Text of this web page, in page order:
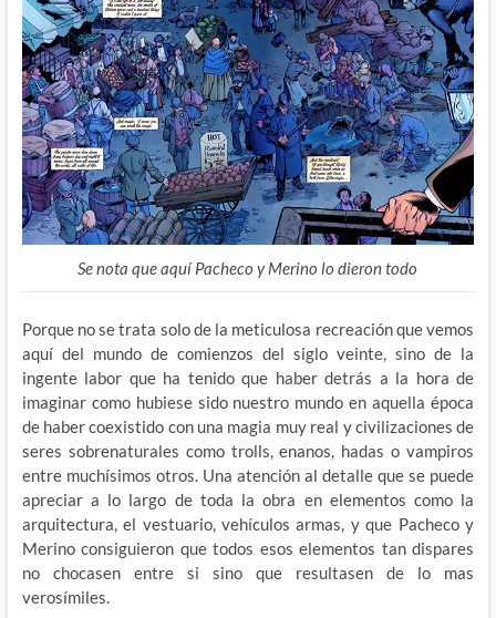
Se nota que aquí Pacheco y Merino lo dieron todo
Porque no se trata solo de la meticulosa recreación que vemos
aquí del mundo de comienzos del siglo veinte, sino de la
ingente labor que ha tenido que haber detrás a la hora de
imaginar como hubiese sido nuestro mundo en aquella época
de haber coexistido con una magia muy real y civilizaciones de
seres sobrenaturales como trolls, enanos, hadas o vampiros
entre muchísimos otros. Una atención al detalle que se puede
apreciar a lo largo de toda la obra en elementos como la
arquitectura, el vestuario, vehículos armas, y que Pacheco y
Merino consiguieron que todos esos elementos tan dispares
no chocasen entre si sino que resultasen de lo mas
verosímiles.